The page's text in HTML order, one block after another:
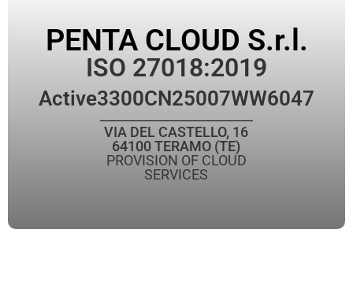
PENTA CLOUD S.r.l.
ISO 27018:2019
Active3300CN25007WW6047
VIA DEL CASTELLO, 16
64100 TERAMO (TE)
PROVISION OF CLOUD
SERVICES